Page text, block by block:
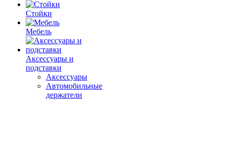
Стойки
Мебель
Аксессуары и
подставки
Аксессуары
Автомобильные
держатели